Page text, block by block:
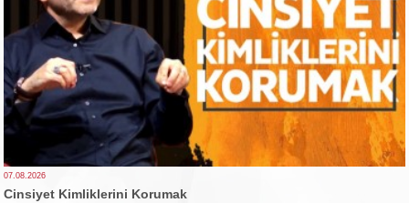
07.08.2026
Cinsiyet Kimliklerini Korumak